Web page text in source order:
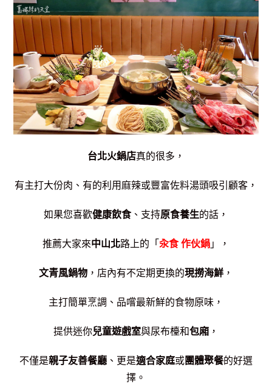
台北火鍋店真的很多，
有主打大份肉、有的利用麻辣或豐富佐料湯頭吸引顧客，
如果您喜歡健康飲食、支持原食養生的話，
推薦大家來中山北路上的「 汆食 作伙鍋 」，
文青風鍋物 ，店內有不定期更換的現撈海鮮 ，
主打簡單烹調、品嚐最新鮮的食物原味，
提供迷你兒童遊戲室與尿布檯和包廂 ，
不僅是親子友善餐廳 、更是適合家庭或團體聚餐的好選
擇。